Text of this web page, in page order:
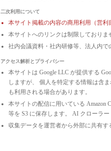
二次利用について
本サイト掲載の内容の商用利用（営
本サイトへのリンクは制限しておりま
社内会議資料・社内研修等、法人内で
アクセス解析とプライバシー
本サイトは Google LLC が提供する
しますが、 個人を特定する情報は含
も利用される場合があります。
本サイトの配信に用いている Amazon
等を S3 に保存します。 AI クローラ
収集データを運営者から外部に共有す